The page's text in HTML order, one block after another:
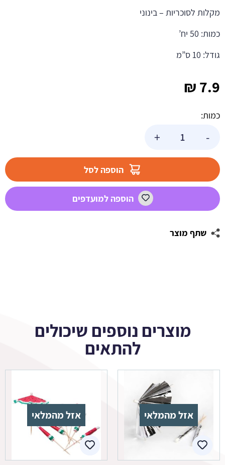
7.9
₪
כמות:
-
בינוני
+
הוספה לסל
הוספה למועדפים
שתף מוצר
מקלות לסוכריות – בינוני
כמות: 50 יח’
גודל: 10 ס”מ
מוצרים נוספים שיכולים
להתאים
אזל מהמלאי אזל מהמלאי